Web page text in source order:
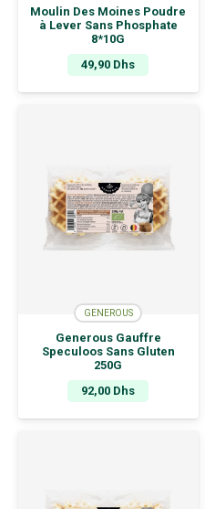
Moulin Des Moines Poudre
à Lever Sans Phosphate
8*10G
49,90 Dhs
GENEROUS
Generous Gauffre
Speculoos Sans Gluten
250G
92,00 Dhs